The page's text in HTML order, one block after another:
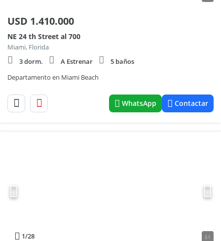
USD 1.410.000
NE 24 th Street al 700
Miami, Florida
3 dorm.
A Estrenar
5 baños
Departamento en Miami Beach
WhatsApp Contactar
1/28 51